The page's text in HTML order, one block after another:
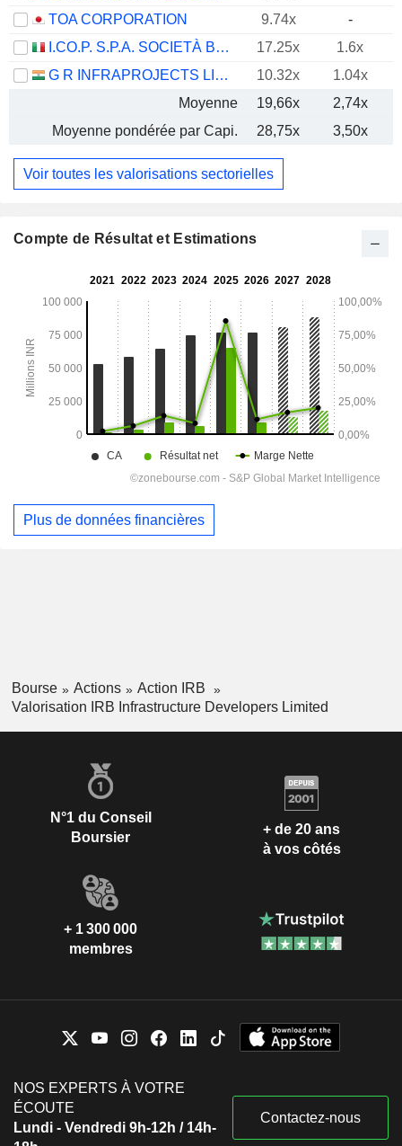
TOA CORPORATION
9.74x
-
I.CO.P. S.P.A. SOCIETÀ BENEFIT
17.25x
1.6x
G R INFRAPROJECTS LIMITED
10.32x
1.04x
Moyenne
19,66x 2,74x
Moyenne pondérée par Capi.
28,75x 3,50x
Voir toutes les valorisations sectorielles
Compte de Résultat et Estimations
Plus de données financières
Bourse Actions
Action IRB
Valorisation IRB Infrastructure Developers Limited
N°1 du Conseil
Boursier
+ de 20 ans
à vos côtés
+ 1 300 000
membres
NOS EXPERTS À VOTRE
ÉCOUTE
Lundi - Vendredi 9h-12h / 14h-
Contactez-nous